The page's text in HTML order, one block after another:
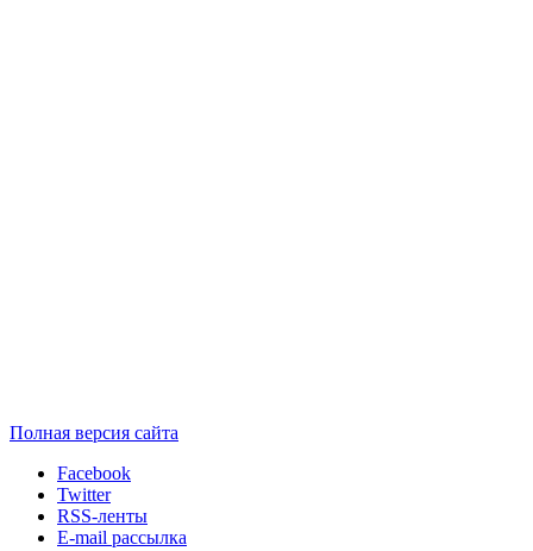
Полная версия сайта
Facebook
Twitter
RSS-ленты
E-mail рассылка